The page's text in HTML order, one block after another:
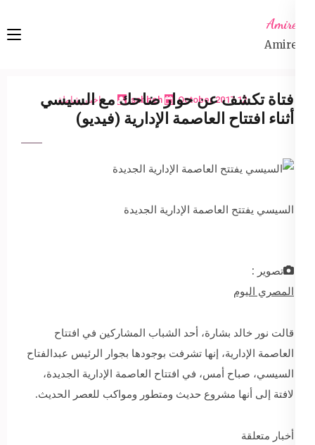
content
Enter)
Amireta
Amireta
12 October 2017
sabbeh اخبار شاملة
فتاة تكشف عن حوار ضاحك مع السيسي
أثناء افتتاح العاصمة الإدارية (فيديو)
السيسي يفتتح العاصمة الإدارية الجديدة
تصوير :
المصري اليوم
قالت نور خالد بشارة، أحد الشباب المشاركين في افتتاح
العاصمة الإدارية، إنها تشرفت بوجودها بجوار الرئيس عبدالفتاح
السيسي، صباح أمس، في افتتاح العاصمة الإدارية الجديدة،
لافتة إلى أنها مشروع حديث ومتطور ومواكب للعصر الحديث.
أخبار متعلقة